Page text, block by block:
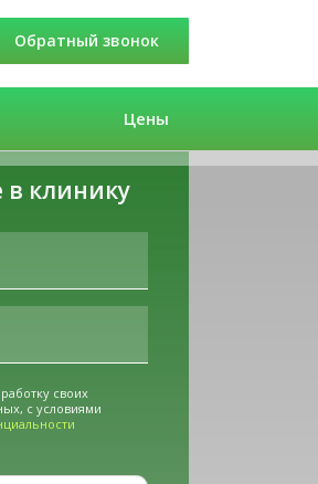
Обратный звонок
Цены
клинику
своих
с условиями